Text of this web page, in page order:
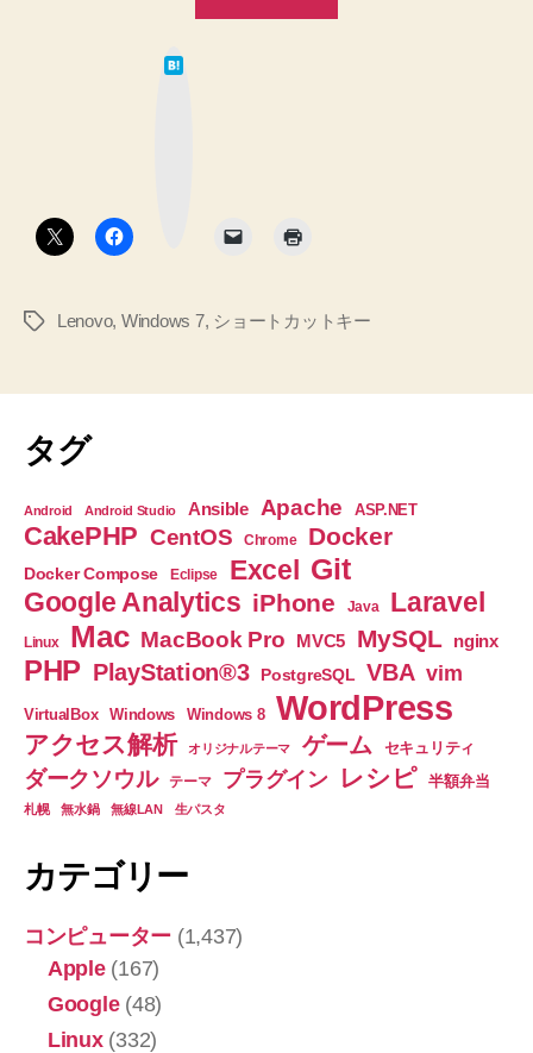
の
で
モ
ニ
タ
を
接
続
し
て
使
タ
Lenovo, Windows 7, ショートカットキー
タグ
Android Android Studio Ansible Apache ASP.NET
CakePHP CentOS Chrome Docker
Docker Compose Eclipse Excel Git
Google Analytics iPhone Java Laravel
Linux Mac MacBook Pro MVC5 MySQL nginx
PHP PlayStation®3 PostgreSQL VBA vim
VirtualBox Windows Windows 8 WordPress
アクセス解析 オリジナルテーマ ゲーム セキュリティ
ダークソウル テーマ プラグイン レシピ 半額弁当
札幌 無水鍋 無線LAN 生パスタ
カテゴリー
コンピューター (1,437)
Apple(167)
Google(48)
Linux(332)